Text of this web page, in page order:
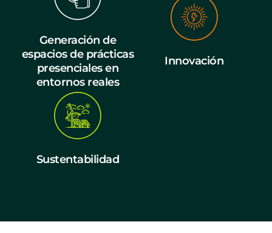
Generación de
espacios de prácticas
presenciales en
entornos reales
Innovación
Sustentabilidad